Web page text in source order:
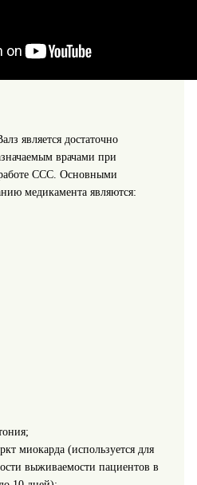
является достаточно
врачами при
ССС. Основными
медикамента являются:
миокарда (используется для
выживаемости пациентов в